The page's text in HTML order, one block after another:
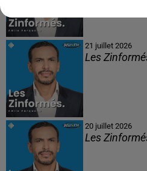
21 juillet 2026
Les
20 juillet 2026
Les